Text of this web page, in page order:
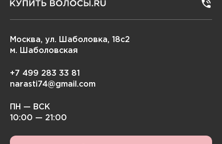
Москва, ул. Шаболовка, 18с2
м. Шаболовская
+7 499 283 33 81
narasti74@gmail.com
ПН — ВСК
10:00 — 21:00